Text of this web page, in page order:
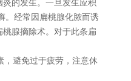
的发生。一旦发生应积
。经常因扁桃腺化脓而诱
腺摘除术。对于此条扁
避免过于疲劳，注意休